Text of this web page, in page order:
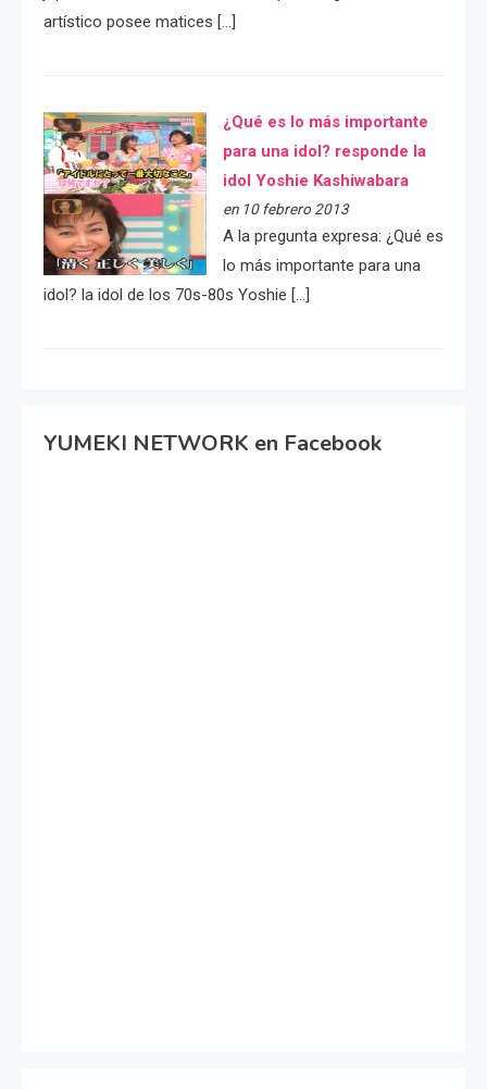
artístico posee matices […]
¿Qué es lo más importante
para una idol? responde la
idol Yoshie Kashiwabara
en 10 febrero 2013
A la pregunta expresa: ¿Qué es
lo más importante para una
idol? la idol de los 70s-80s Yoshie […]
YUMEKI NETWORK en Facebook